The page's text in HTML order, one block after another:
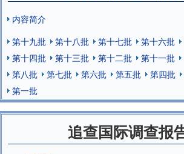
内容简介
第十九批
第十八批 第十七批 第十六批
第十四批
第十三批 第十二批 第十一批
第八批
第七批 第六批 第五批 第四批
第一批
追查国际调查报